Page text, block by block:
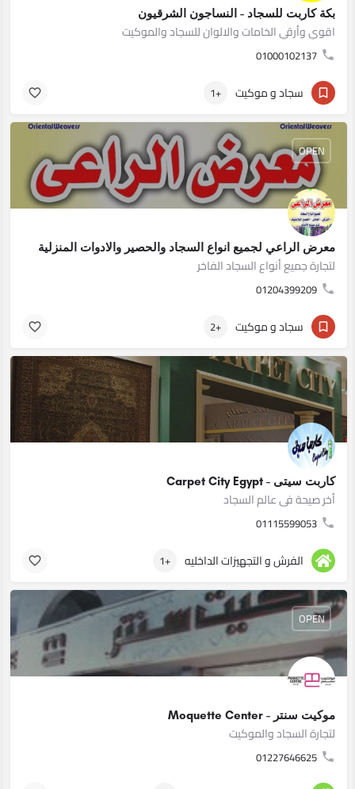
بكة كاربت للسجاد - النساجون الشرقيون
اقوي وأرقي الخامات والالوان للسجاد والموكيت
01000102137
سجاد و موكيت +1
معرض الراعي لجميع انواع السجاد والحصير والادوات المنزلية
لتجارة جميع أنواع السجاد الفاخر
01204399209
OPEN
سجاد و موكيت +2
كاربت سيتى - Carpet City Egypt
أخر صيحة فى عالم السجاد
01115599053
الفرش و التجهيزات الداخليه +1
موكيت سنتر - Moquette Center
لتجارة السجاد والموكيت
01227646625
OPEN